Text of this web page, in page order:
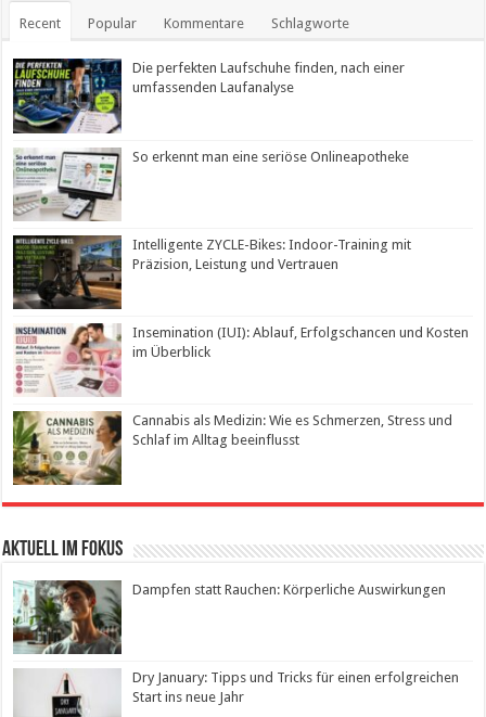
Recent Popular Kommentare Schlagworte
Die perfekten Laufschuhe finden, nach einer
umfassenden Laufanalyse
So erkennt man eine seriöse Onlineapotheke
Intelligente ZYCLE-Bikes: Indoor-Training mit
Präzision, Leistung und Vertrauen
Insemination (IUI): Ablauf, Erfolgschancen und Kosten
im Überblick
Cannabis als Medizin: Wie es Schmerzen, Stress und
Schlaf im Alltag beeinflusst
Aktuell im Fokus
Dampfen statt Rauchen: Körperliche Auswirkungen
Dry January: Tipps und Tricks für einen erfolgreichen
Start ins neue Jahr